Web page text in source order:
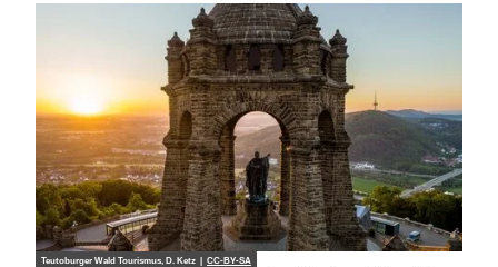
Teutoburger Wald Tourismus, D. Ketz | CC-BY-SA